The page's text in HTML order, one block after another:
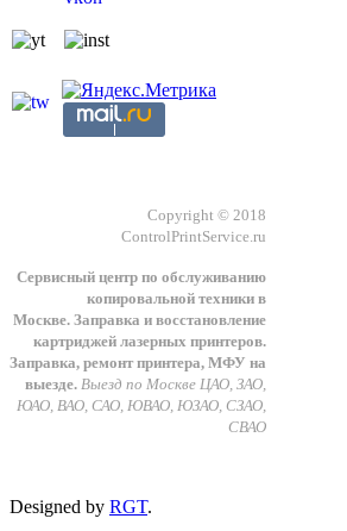
Copyright © 2018
ControlPrintService.ru
Сервисный центр по обслуживанию
копировальной техники в
Москве. Заправка и восстановление
картриджей лазерных принтеров.
Заправка, ремонт принтера, МФУ на
выезде. Выезд по Москве ЦАО, ЗАО,
ЮАО, ВАО, САО, ЮВАО, ЮЗАО, СЗАО,
СВАО
Designed by RGT.